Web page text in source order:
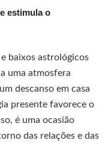
estimula o
baixos astrológicos
uma atmosfera
descanso em casa
presente favorece o
é uma ocasião
das relações e das